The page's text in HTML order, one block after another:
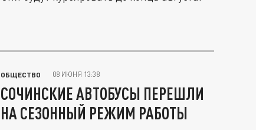
ОБЩЕСТВО 08 ИЮНЯ 13:38
СОЧИНСКИЕ АВТОБУСЫ ПЕРЕШЛИ
НА СЕЗОННЫЙ РЕЖИМ РАБОТЫ